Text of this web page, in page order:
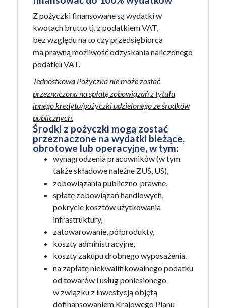
Z pożyczki finansowane są wydatki w
kwotach brutto tj. z podatkiem VAT,
bez względu na to czy przedsiębiorca
ma prawną możliwość odzyskania naliczonego
podatku VAT.
Jednostkowa Pożyczka nie może zostać
przeznaczona na spłatę zobowiązań z tytułu
innego kredytu/pożyczki udzielonego ze środków
publicznych.
Środki z pożyczki mogą zostać
przeznaczone na wydatki bieżące,
obrotowe lub operacyjne, w tym:
wynagrodzenia pracowników (w tym
także składowe należne ZUS, US),
zobowiązania publiczno-prawne,
spłatę zobowiązań handlowych,
pokrycie kosztów użytkowania
infrastruktury,
zatowarowanie, półprodukty,
koszty administracyjne,
koszty zakupu drobnego wyposażenia.
na zapłatę niekwalifikowalnego podatku
od towarów i usług poniesionego
w związku z inwestycją objętą
dofinansowaniem Krajowego Planu